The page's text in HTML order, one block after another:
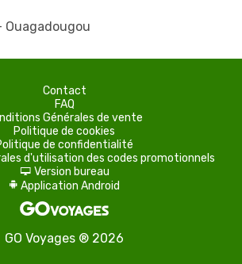
Ouagadougou
Contact
FAQ
Générales de vente
Politique de cookies
de confidentialité
d'utilisation des codes promotionnels
d Version bureau
A Application Android
GO Voyages ® 2026